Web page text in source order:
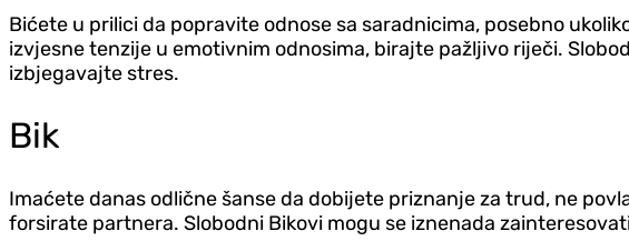
Bićete u prilici da popravite odnose sa saradnicima, posebno
izvjesne tenzije u emotivnim odnosima, birajte pažljivo riječi.
izbjegavajte stres.
Bik
Imaćete danas odlične šanse da dobijete priznanje za trud, ne
forsirate partnera. Slobodni Bikovi mogu se iznenada